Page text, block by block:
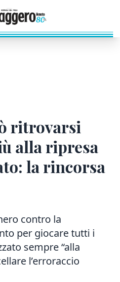
ritrovarsi
alla ripresa
la rincorsa
contro la
per giocare tutti i
sempre “alla
l’erroraccio